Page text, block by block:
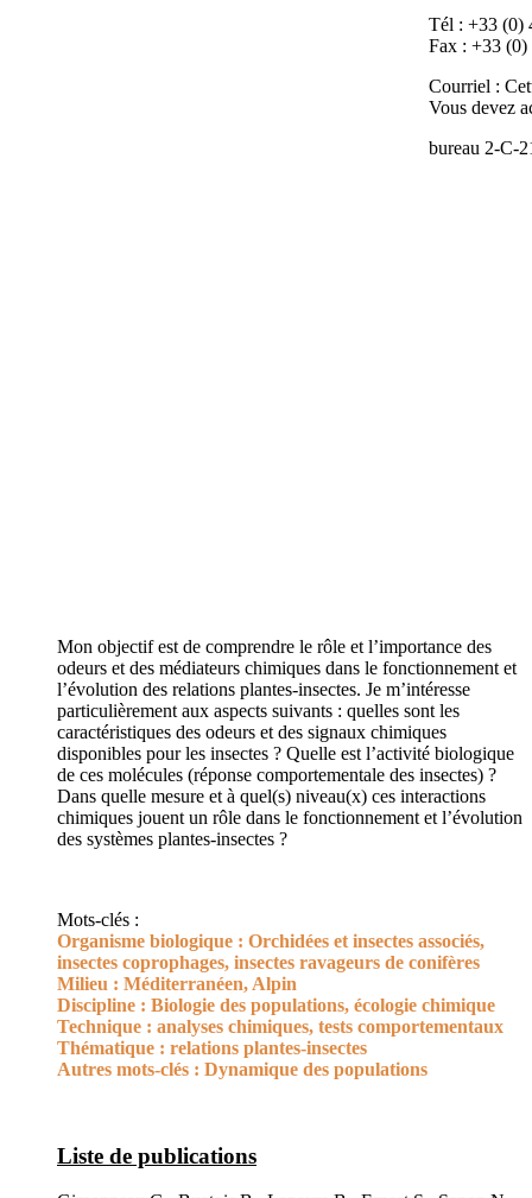
Tél : +33 (0)
Fax : +33 (0)
Courriel :
Vous devez
bureau 2-C-
Mon objectif est de comprendre le rôle et l’importance des
odeurs et des médiateurs chimiques dans le fonctionnement et
l’évolution des relations plantes-insectes. Je m’intéresse
particulièrement aux aspects suivants : quelles sont les
caractéristiques des odeurs et des signaux chimiques
disponibles pour les insectes ? Quelle est l’activité biologique
de ces molécules (réponse comportementale des insectes) ?
Dans quelle mesure et à quel(s) niveau(x) ces interactions
chimiques jouent un rôle dans le fonctionnement et l’évolution
des systèmes plantes-insectes ?
Mots-clés :
Organisme biologique : Orchidées et insectes associés,
insectes coprophages, insectes ravageurs de conifères
Milieu : Méditerranéen, Alpin
Discipline : Biologie des populations, écologie chimique
Technique : analyses chimiques, tests comportementaux
Thématique : relations plantes-insectes
Autres mots-clés : Dynamique des populations
Liste de publications